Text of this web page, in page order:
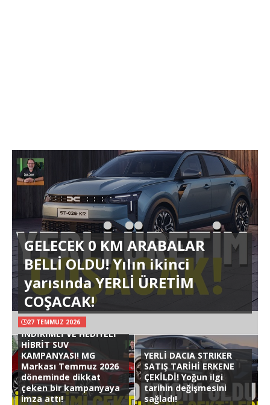
GELECEK 0 KM ARABALAR
BELLİ OLDU! Yılın ikinci
yarısında YERLİ ÜRETİM
COŞACAK!
27 TEMMUZ 2026
İNDİRİMLİ VE HEDİYELİ
HİBRİT SUV
KAMPANYASI! MG
Markası Temmuz 2026
döneminde dikkat
çeken bir kampanyaya
imza attı!
YERLİ DACIA STRIKER
SATIŞ TARİHİ ERKENE
ÇEKİLDİ! Yoğun ilgi
tarihin değişmesini
sağladı!